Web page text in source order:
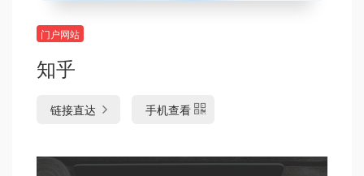
门户网站
知乎
链接直达 手机查看